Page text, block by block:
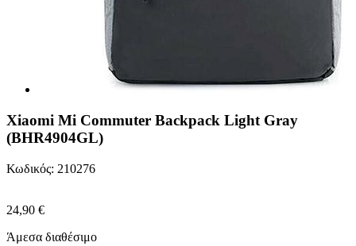
Xiaomi Mi Commuter Backpack Light Gray
(BHR4904GL)
Κωδικός: 210276
24,90 €
Άμεσα διαθέσιμο